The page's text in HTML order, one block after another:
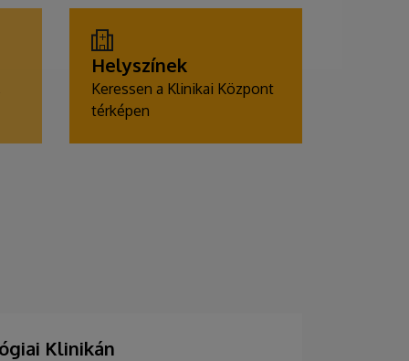
Helyszínek
Keressen a Klinikai Központ
térképen
Klinikán